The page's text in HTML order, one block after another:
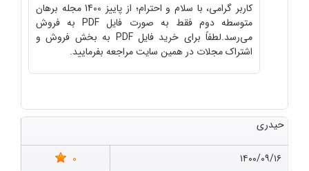
کاربر گرامی، با سلام و احترام؛ از پاییز 1400 مجله برهان
متوسطه دوم فقط به صورت فایل PDF به فروش
می‌رسد.لطفاً برای خرید فایل PDF به بخش فروش و
اشتراک مجلات در همین سایت مراجعه بفرمایید.
حیدری
۱۴۰۰/۰۹/۱۶
0